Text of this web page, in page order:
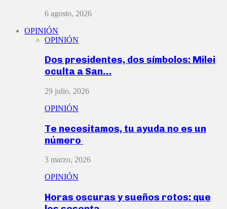
6 agosto, 2026
OPINIÓN
OPINIÓN
Dos presidentes, dos símbolos: Milei
oculta a San…
29 julio, 2026
OPINIÓN
Te necesitamos, tu ayuda no es un
número
3 marzo, 2026
OPINIÓN
Horas oscuras y sueños rotos: que